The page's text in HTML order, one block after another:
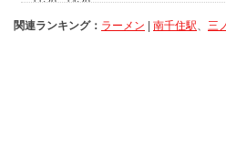
関連ランキング： ラーメン | 南千住駅 三